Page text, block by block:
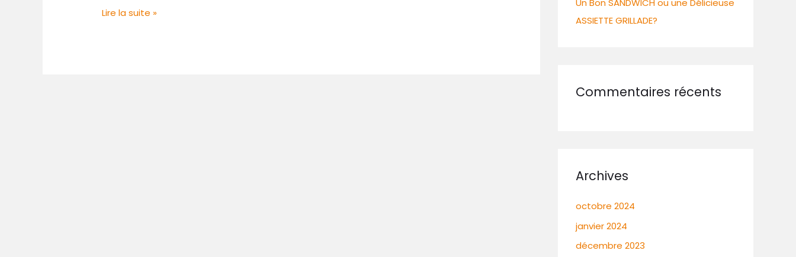
Lire la suite »
Un Bon SANDWICH ou une Délicieuse
ASSIETTE GRILLADE?
Commentaires récents
Archives
octobre 2024
janvier 2024
décembre 2023